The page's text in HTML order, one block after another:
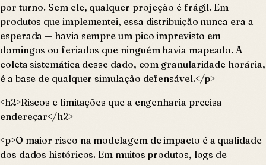
por turno. Sem ele, qualquer projeção é frágil. Em
produtos que implementei, essa distribuição nunca era a
esperada — havia sempre um pico imprevisto em
domingos ou feriados que ninguém havia mapeado. A
coleta sistemática desse dado, com granularidade horária,
é a base de qualquer simulação defensável.</p>
<h2>Riscos e limitações que a engenharia precisa
endereçar</h2>
<p>O maior risco na modelagem de impacto é a qualidade
dos dados históricos. Em muitos produtos, logs de